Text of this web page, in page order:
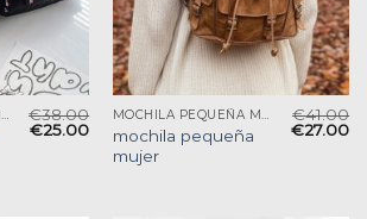
MOCHILA PEQUEÑA MUJER €38.00
€25.00
MOCHILA PEQUEÑA MUJER
mochila pequeña
mujer
€41.00
€27.00